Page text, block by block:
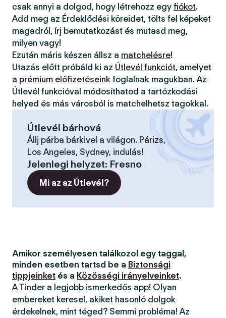
csak annyi a dolgod, hogy létrehozz egy fiókot.
Add meg az Érdeklődési köreidet, tölts fel képeket
magadról, írj bemutatkozást és mutasd meg,
milyen vagy!
Ezután máris készen állsz a matchelésre!
Utazás előtt próbáld ki az Útlevél funkciót, amelyet
a prémium előfizetéseink foglalnak magukban. Az
Útlevél funkcióval módosíthatod a tartózkodási
helyed és más városból is matchelhetsz tagokkal.
Útlevél bárhová
Állj párba bárkivel a világon. Párizs,
Los Angeles, Sydney, indulás!
Jelenlegi helyzet: Fresno
Mi az az Útlevél?
Amikor személyesen találkozol egy taggal,
minden esetben tartsd be a Biztonsági
tippjeinket és a Közösségi irányelveinket.
A Tinder a legjobb ismerkedős app! Olyan
embereket keresel, akiket hasonló dolgok
érdekelnek, mint téged? Semmi probléma! Az